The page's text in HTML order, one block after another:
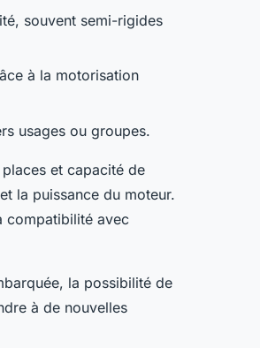
souvent semi-rigides
à la motorisation
usages ou groupes.
et capacité de
la puissance du moteur.
compatibilité avec
la possibilité de
à de nouvelles